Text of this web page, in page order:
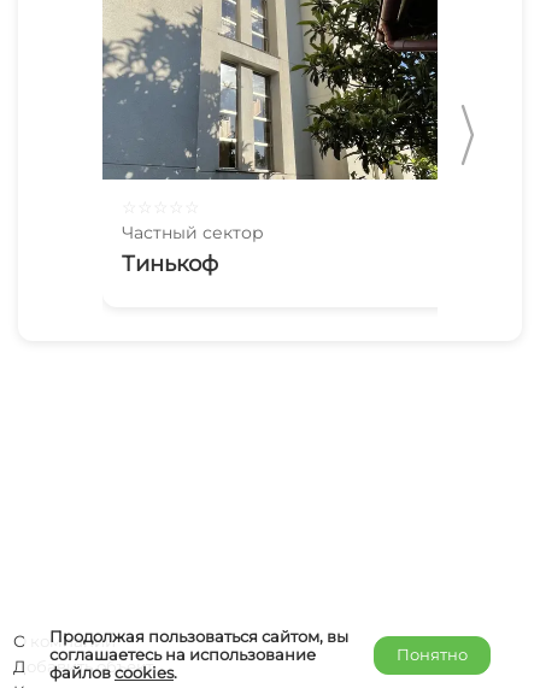
Частный сектор
Тинькоф
Продолжая пользоваться сайтом, вы
соглашаетесь на использование
файловcookies.
Понятно
О компании
Добавить объект